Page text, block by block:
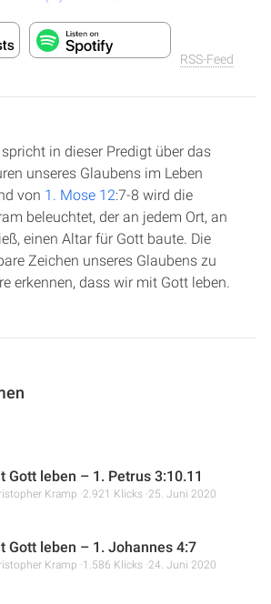
RSS-Feed
in dieser Predigt über das
unseres Glaubens im Leben
von 1. Mose 12:7-8 wird die
beleuchtet, der an jedem Ort, an
einen Altar für Gott baute. Die
Zeichen unseres Glaubens zu
erkennen, dass wir mit Gott leben.
Gott leben – 1. Petrus 3:10.11
Kramp 2.921 Klicks 25. Juni 2020
Gott leben – 1. Johannes 4:7
Kramp 1.586 Klicks 24. Juni 2020